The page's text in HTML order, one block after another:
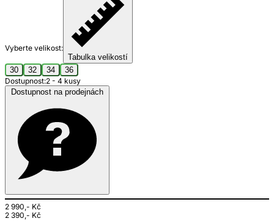
Vyberte velikost:
Tabulka velikostí
30
32 34
36
Dostupnost:2 - 4 kusy
2 990,- Kč
2 390,- Kč